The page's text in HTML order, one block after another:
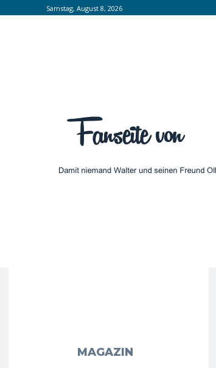
Samstag, August 8, 2026
MAGAZIN